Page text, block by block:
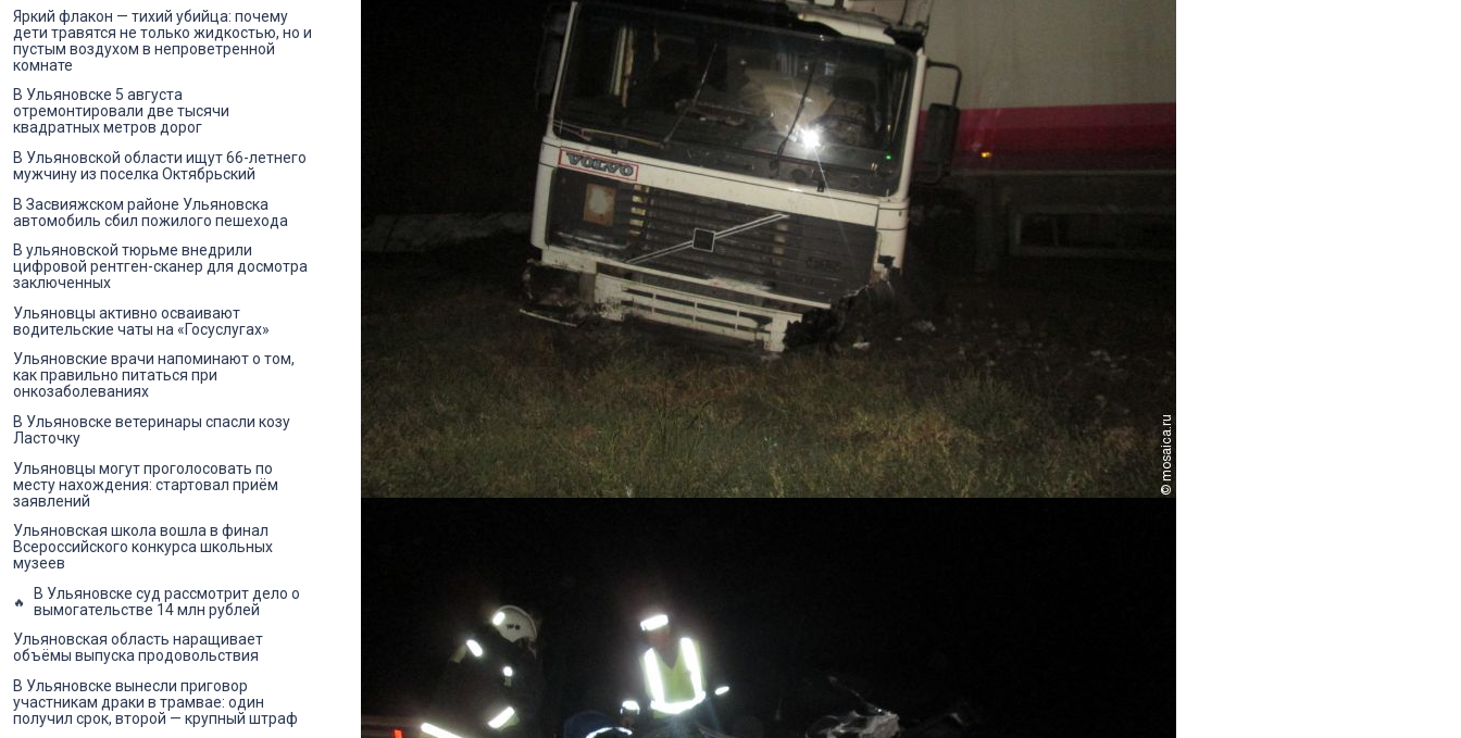
Яркий флакон — тихий убийца: почему
дети травятся не только жидкостью, но и
пустым воздухом в непроветренной
комнате
В Ульяновске 5 августа
отремонтировали две тысячи
квадратных метров дорог
В Ульяновской области ищут 66-летнего
мужчину из поселка Октябрьский
В Засвияжском районе Ульяновска
автомобиль сбил пожилого пешехода
В ульяновской тюрьме внедрили
цифровой рентген-сканер для досмотра
заключенных
Ульяновцы активно осваивают
водительские чаты на «Госуслугах»
Ульяновские врачи напоминают о том,
как правильно питаться при
онкозаболеваниях
В Ульяновске ветеринары спасли козу
Ласточку
Ульяновцы могут проголосовать по
месту нахождения: стартовал приём
заявлений
Ульяновская школа вошла в финал
Всероссийского конкурса школьных
музеев
В Ульяновске суд рассмотрит дело о
вымогательстве 14 млн рублей
Ульяновская область наращивает
объёмы выпуска продовольствия
В Ульяновске вынесли приговор
участникам драки в трамвае: один
получил срок, второй — крупный штраф